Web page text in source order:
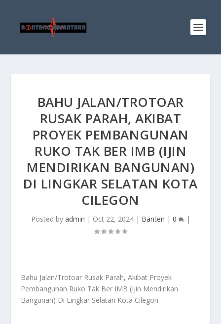
BAHU JALAN/TROTOAR
RUSAK PARAH, AKIBAT
PROYEK PEMBANGUNAN
RUKO TAK BER IMB (IJIN
MENDIRIKAN BANGUNAN)
DI LINGKAR SELATAN KOTA
CILEGON
Posted by admin | Oct 22, 2024| Banten | 0 |
Bahu Jalan/Trotoar Rusak Parah, Akibat Proyek
Pembangunan Ruko Tak Ber IMB (Ijin Mendirikan
Bangunan) Di Lingkar Selatan Kota Cilegon